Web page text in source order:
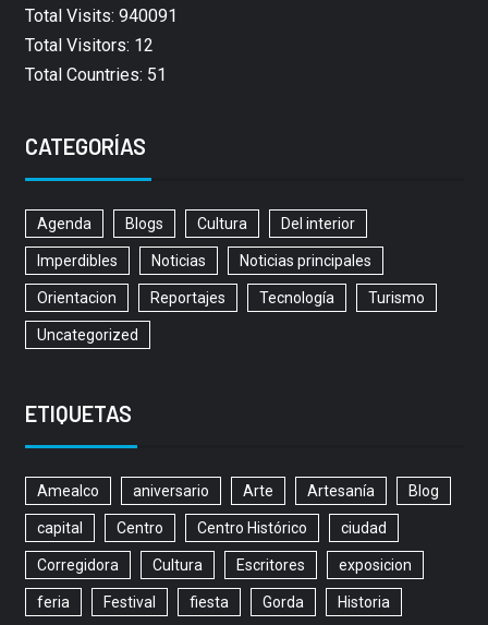
Total Visits: 940091
Total Visitors: 12
Total Countries: 51
CATEGORÍAS
Agenda Blogs Cultura Del interior
Imperdibles Noticias Noticias principales
Orientacion Reportajes Tecnología Turismo
Uncategorized
ETIQUETAS
Amealco aniversario Arte Artesanía Blog
capital Centro Centro Histórico ciudad
Corregidora Cultura Escritores exposicion
feria Festival fiesta Gorda Historia